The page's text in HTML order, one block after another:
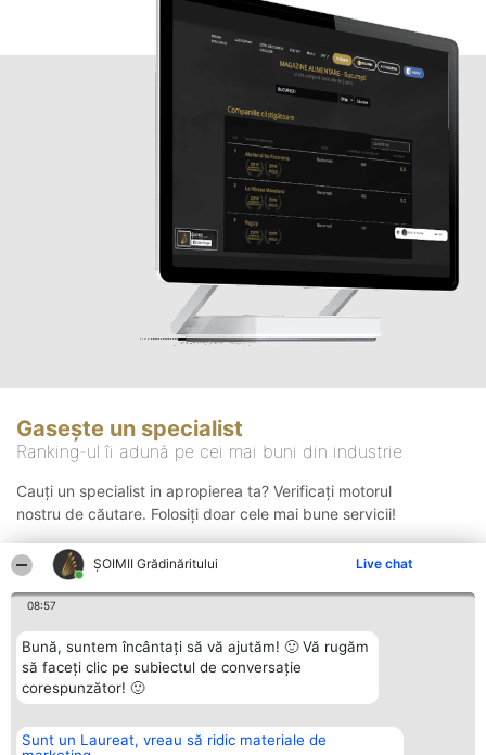
ȘOIMII Grădinăritului Live chat
08:57
Bună, suntem încântați să vă ajutăm! 🙂 Vă rugăm
să faceți clic pe subiectul de conversație
corespunzător! 🙂
Sunt un Laureat, vreau să ridic materiale de
Gasește un specialist
Ranking-ul îi adună pe cei mai buni din industrie
Cauți un specialist in apropierea ta? Verificați motorul
nostru de căutare. Folosiți doar cele mai bune servicii!
Organizator Ranking Plebiscyt Contact